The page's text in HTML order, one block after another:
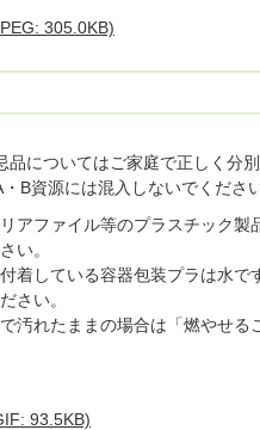
305.0KB)
についてはご家庭で正しく分別
B資源には混入しないでください
アファイル等のプラスチック製
い。
着している容器包装プラは水で
さい。
汚れたままの場合は「燃やせる
93.5KB)